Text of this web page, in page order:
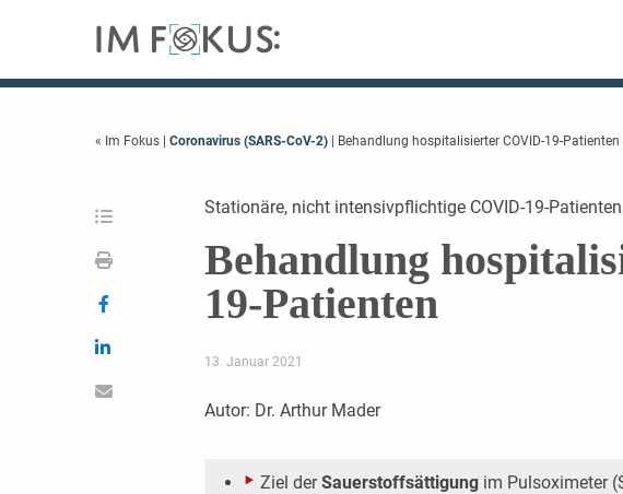
« Im Fokus Coronavirus (SARS-CoV-2) | Behandlung hospitalisierter COVID-19-Patienten
Stationäre, nicht intensivpflichtige COVID-19-Patienten
Behandlung
19-Patienten
13. Januar 2021
Autor: Dr. Arthur Mader
Ziel derSauerstoffsättigungim Pulsoximeter